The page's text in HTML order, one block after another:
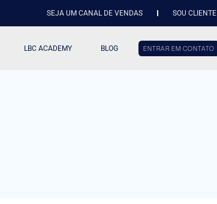
SEJA UM CANAL DE VENDAS SOU CLIENTE
LBC ACADEMY BLOG ENTRAR EM CONTATO